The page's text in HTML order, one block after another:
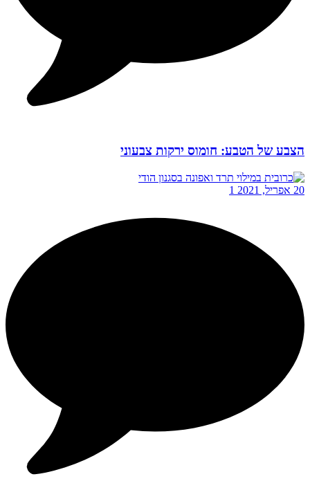
הצבע של הטבע: חומוס ירקות צבעוני
20 אפריל, 2021 1